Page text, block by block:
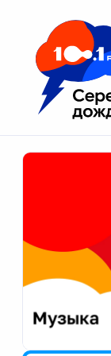
Москва 100.1 FM
Апатиты
Екатеринбург
Калининград
Калуга